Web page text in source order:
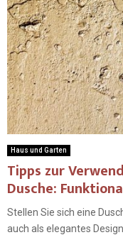
Haus und Garten
Tipps zur
Dusche:
Stellen Sie sich eine
auch als elegantes